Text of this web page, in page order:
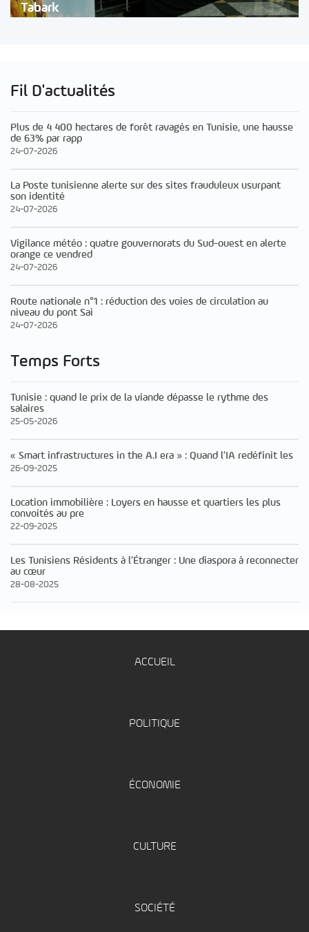
Tabark
Fil D'actualités
Plus de 4 400 hectares de forêt ravagés en Tunisie, une hausse
de 63% par rapp
24-07-2026
La Poste tunisienne alerte sur des sites frauduleux usurpant
son identité
24-07-2026
Vigilance météo : quatre gouvernorats du Sud-ouest en alerte
orange ce vendred
24-07-2026
Route nationale n°1 : réduction des voies de circulation au
niveau du pont Sai
24-07-2026
Temps Forts
Tunisie : quand le prix de la viande dépasse le rythme des
salaires
25-05-2026
« Smart infrastructures in the A.I era » : Quand l’IA redéfinit les
26-09-2025
Location immobilière : Loyers en hausse et quartiers les plus
convoités au pre
22-09-2025
Les Tunisiens Résidents à l’Étranger : Une diaspora à reconnecter
au cœur
28-08-2025
ACCUEIL
POLITIQUE
ÉCONOMIE
CULTURE
SOCIÉTÉ